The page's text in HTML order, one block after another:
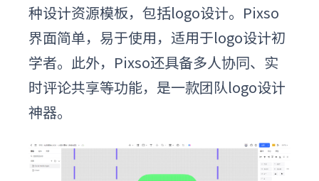
种设计资源模板，包括logo设计。 Pixso
界面简单， 易于使用，适用于logo设计初
学者。此外，Pixso还具备多人协同、实
时评论共享等功能，是一款团队logo设计
神器。